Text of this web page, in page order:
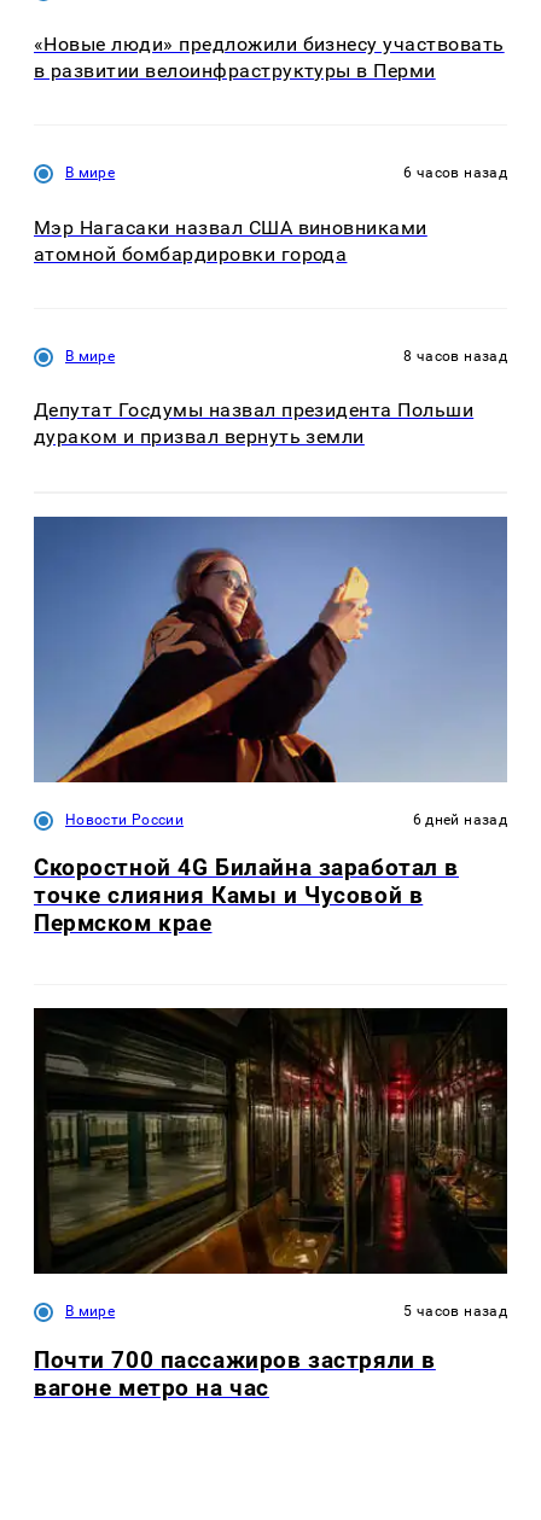
«Новые люди» предложили бизнесу участвовать
в развитии велоинфраструктуры в Перми
В мире 6 часов назад
Мэр Нагасаки назвал США виновниками
атомной бомбардировки города
В мире 8 часов назад
Депутат Госдумы назвал президента Польши
дураком и призвал вернуть земли
Новости России 6 дней назад
Скоростной 4G Билайна заработал в
точке слияния Камы и Чусовой в
Пермском крае
В мире 5 часов назад
Почти 700 пассажиров застряли в
вагоне метро на час